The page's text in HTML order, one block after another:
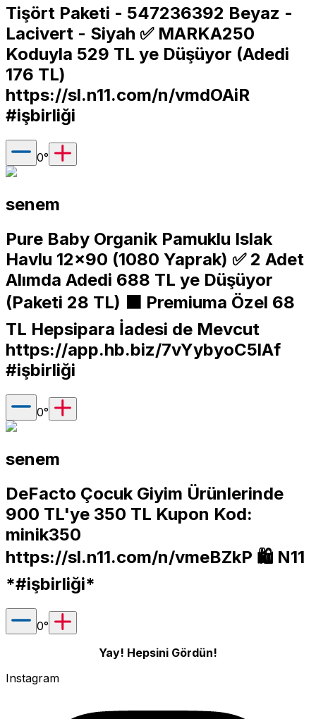
Tişört Paketi - 547236392 Beyaz -
Lacivert - Siyah ✅️ MARKA250
Koduyla 529 TL ye Düşüyor (Adedi
176 TL)
https://sl.n11.com/n/vmdOAiR
#işbirliği
0°
senem
Pure Baby Organik Pamuklu Islak
Havlu 12×90 (1080 Yaprak) ✅️ 2 Adet
Alımda Adedi 688 TL ye Düşüyor
(Paketi 28 TL) ⬛️ Premiuma Özel 68
TL Hepsipara İadesi de Mevcut
https://app.hb.biz/7vYybyoC5lAf
#işbirliği
0°
senem
DeFacto Çocuk Giyim Ürünlerinde
900 TL'ye 350 TL Kupon Kod:
minik350
https://sl.n11.com/n/vmeBZkP 🛍 N11
*#işbirliği*
0°
Yay! Hepsini Gördün!
Instagram